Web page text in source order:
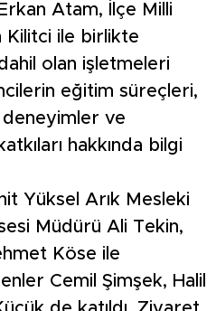
Atam, İlçe Milli
Kilitci ile birlikte
olan işletmeleri
eğitim süreçleri,
deneyimler ve
hakkında bilgi
Yüksel Arık Mesleki
Müdürü Ali Tekin,
Köse ile
Cemil Şimşek, Halil